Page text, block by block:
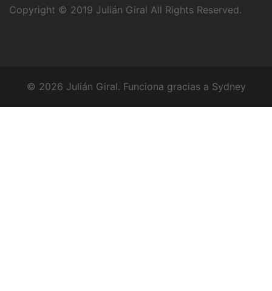
Copyright © 2019 Julián Giral All Rights Reserved.
© 2026 Julián Giral. Funciona gracias a Sydney